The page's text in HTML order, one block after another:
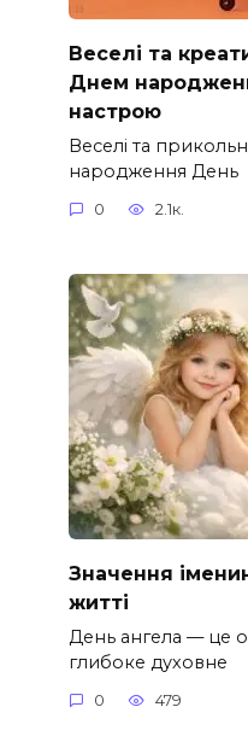
Веселі та
Днем
настрою
Веселі та
народження День
0 2.1к.
Значення
житті
День ангела — це
глибоке духовне
0 479